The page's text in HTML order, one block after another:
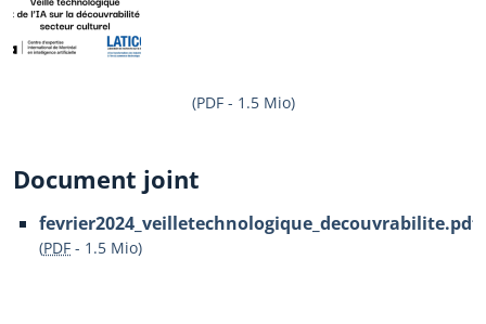
(PDF - 1.5 Mio)
Document joint
fevrier2024_veilletechnologique_decouvrabilite.pdf
(PDF - 1.5 Mio)